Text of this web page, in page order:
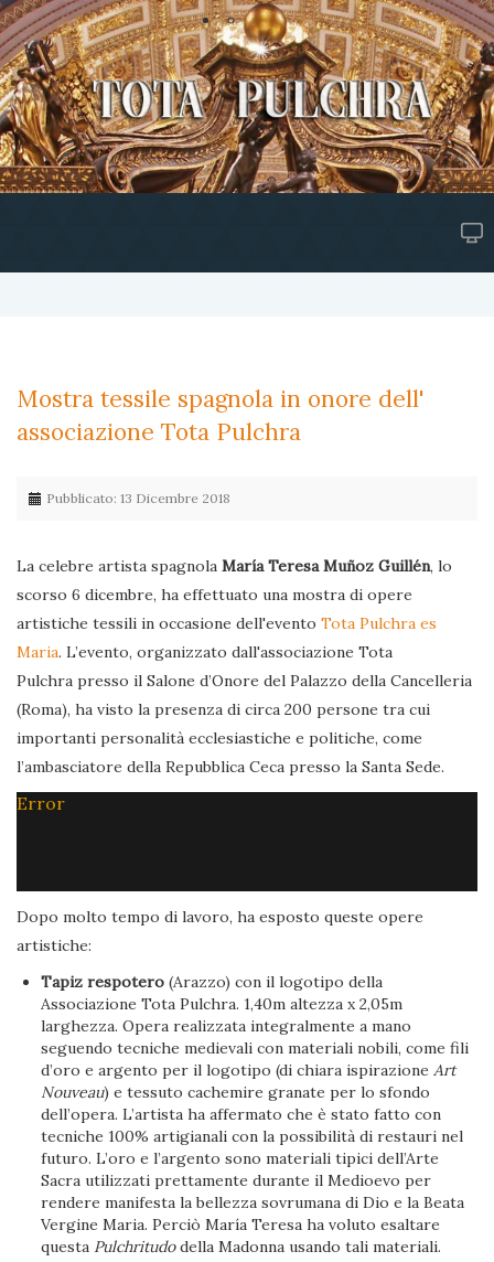
Mostra tessile spagnola in onore dell'
associazione Tota Pulchra
Pubblicato: 13 Dicembre 2018
La celebre artista spagnola María Teresa Muñoz Guillén, lo
scorso 6 dicembre, ha effettuato una mostra di opere
artistiche tessili in occasione dell'evento Tota Pulchra es
Maria. L’evento, organizzato dall'associazione Tota
Pulchra presso il Salone d’Onore del Palazzo della Cancelleria
(Roma), ha visto la presenza di circa 200 persone tra cui
importanti personalità ecclesiastiche e politiche, come
l’ambasciatore della Repubblica Ceca presso la Santa Sede.
Error
Dopo molto tempo di lavoro, ha esposto queste opere
artistiche:
Tapiz respotero (Arazzo) con il logotipo della
Associazione Tota Pulchra. 1,40m altezza x 2,05m
larghezza. Opera realizzata integralmente a mano
seguendo tecniche medievali con materiali nobili, come fili
d’oro e argento per il logotipo (di chiara ispirazioneArt
Nouveau) e tessuto cachemire granate per lo sfondo
dell’opera. L’artista ha affermato che è stato fatto con
tecniche 100% artigianali con la possibilità di restauri nel
futuro. L’oro e l’argento sono materiali tipici dell’Arte
Sacra utilizzati prettamente durante il Medioevo per
rendere manifesta la bellezza sovrumana di Dio e la Beata
Vergine Maria. Perciò María Teresa ha voluto esaltare
questa Pulchritudodella Madonna usando tali materiali.